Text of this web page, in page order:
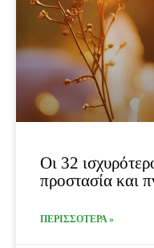
Οι 32
προστασία και
ΠΕΡΙΣΣΟΤΕΡΑ »